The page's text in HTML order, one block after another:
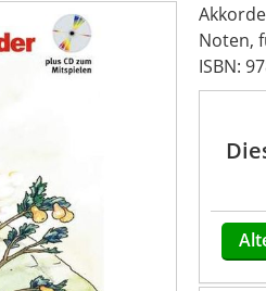
Noten,
ISBN: